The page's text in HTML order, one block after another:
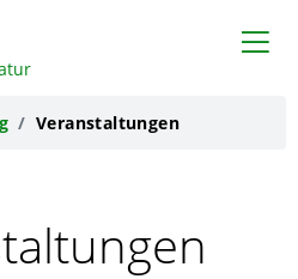
Veranstaltungen